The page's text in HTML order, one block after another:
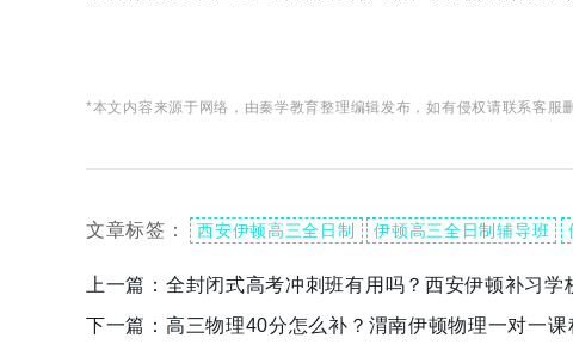
*本文内容来源于网络，由秦学教育整理编辑发布，如有侵权请联系客服
文章标签： 西安伊顿高三全日制 伊顿高三全日制辅导班
上一篇： 全封闭式高考冲刺班有用吗？西安伊顿补习学
下一篇： 高三物理40分怎么补？渭南伊顿物理一对一课